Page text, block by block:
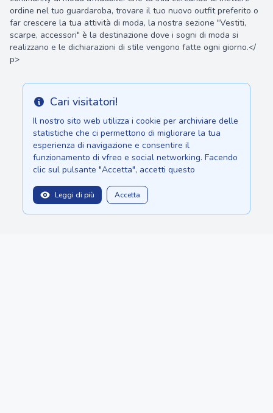
ordine nel tuo guardaroba, trovare il tuo nuovo outfit preferito o
far crescere la tua attività di moda, la nostra sezione "Vestiti,
scarpe, accessori" è la destinazione dove i sogni di moda si
realizzano e le dichiarazioni di stile vengono fatte ogni giorno.</
p>
Info Cari visitatori!
Il nostro sito web utilizza i cookie per archiviare delle
statistiche che ci permettono di migliorare la tua
esperienza di navigazione e consentire il
funzionamento di vfreo e social networking. Facendo
clic sul pulsante "Accetta", accetti questo
Leggi di più Accetta